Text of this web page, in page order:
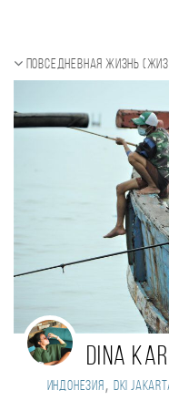
Повседневная жизнь
Dina
Индонезия , DKI